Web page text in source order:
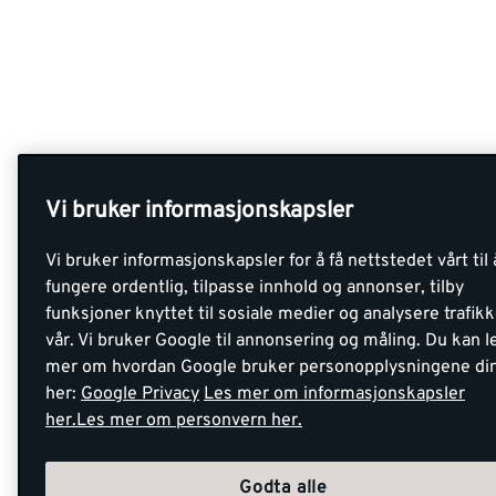
Vi bruker informasjonskapsler
Vi bruker informasjonskapsler for å få nettstedet vårt til
fungere ordentlig, tilpasse innhold og annonser, tilby
funksjoner knyttet til sosiale medier og analysere
vår. Vi bruker Google til annonsering og måling. Du kan
mer om hvordan Google bruker personopplysningene
her: Google Privacy Les mer om informasjonskapsler
her.Les mer om personvern her.
Godta alle